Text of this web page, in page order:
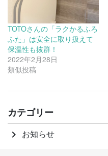
TOTOさんの「ラクかるふろ
ふた」は安全に取り扱えて
保温性も抜群！
2022年2月28日
類似投稿
カテゴリー
keyboard_arrow_right お知らせ